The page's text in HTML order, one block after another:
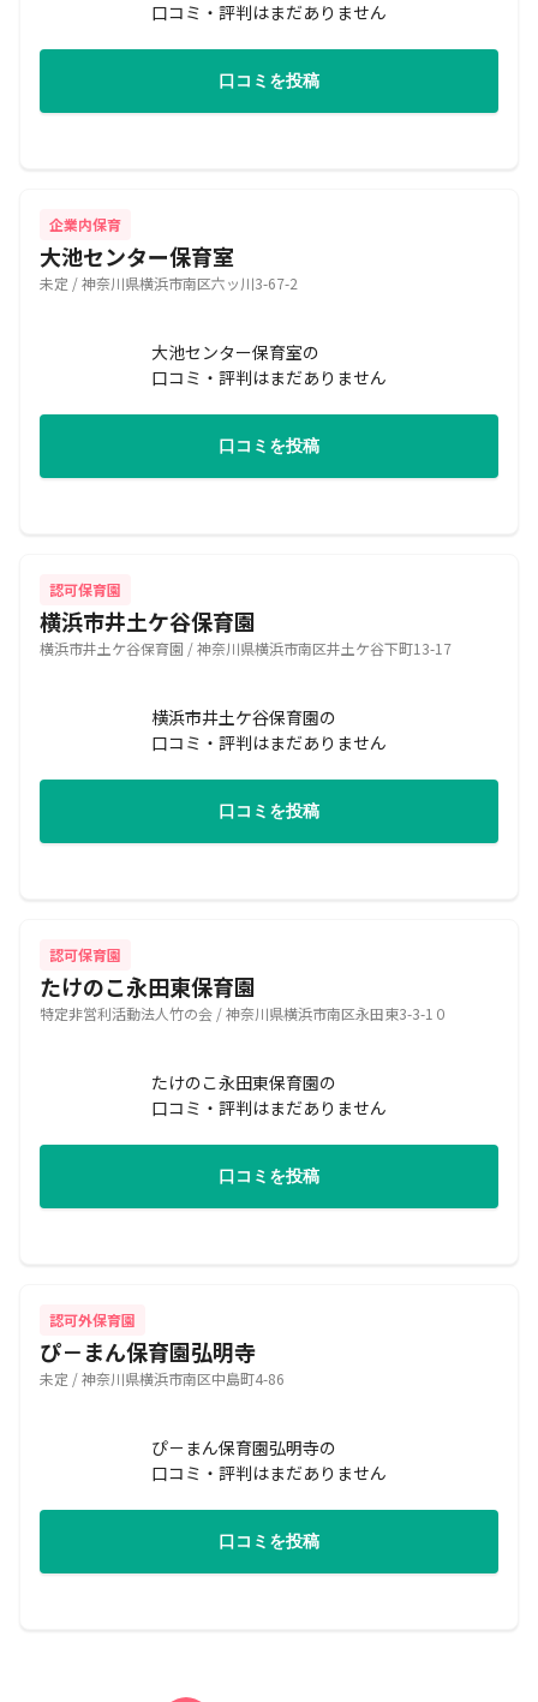
口コミ・評判はまだありません
口コミを投稿
企業内保育
大池センター保育室
未定 / 神奈川県横浜市南区六ッ川3-67-2
大池センター保育室の
口コミ・評判はまだありません
口コミを投稿
認可保育園
横浜市井土ケ谷保育園
横浜市井土ケ谷保育園 / 神奈川県横浜市南区井土ケ谷下町13-17
横浜市井土ケ谷保育園の
口コミ・評判はまだありません
口コミを投稿
認可保育園
たけのこ永田東保育園
特定非営利活動法人竹の会 / 神奈川県横浜市南区永田東3-3-1０
たけのこ永田東保育園の
口コミ・評判はまだありません
口コミを投稿
認可外保育園
ぴ－まん保育園弘明寺
未定 / 神奈川県横浜市南区中島町4-86
ぴ－まん保育園弘明寺の
口コミ・評判はまだありません
口コミを投稿